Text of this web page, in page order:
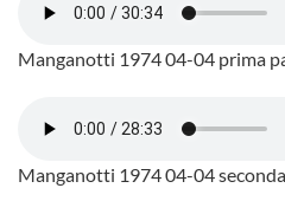
Manganotti 1974 04-04 prima
Manganotti 1974 04-04